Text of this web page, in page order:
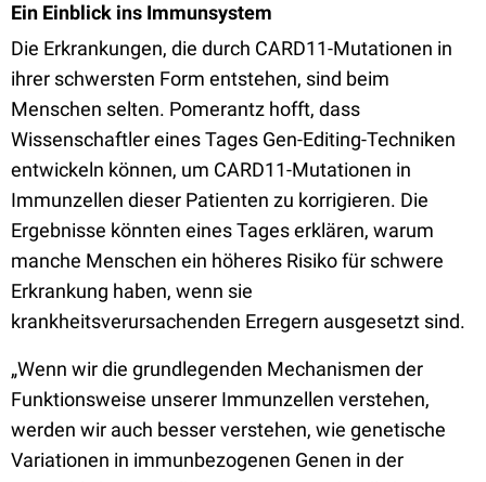
Ein Einblick ins Immunsystem
Die Erkrankungen, die durch CARD11-Mutationen in
ihrer schwersten Form entstehen, sind beim
Menschen selten. Pomerantz hofft, dass
Wissenschaftler eines Tages Gen-Editing-Techniken
entwickeln können, um CARD11-Mutationen in
Immunzellen dieser Patienten zu korrigieren. Die
Ergebnisse könnten eines Tages erklären, warum
manche Menschen ein höheres Risiko für schwere
Erkrankung haben, wenn sie
krankheitsverursachenden Erregern ausgesetzt sind.
„Wenn wir die grundlegenden Mechanismen der
Funktionsweise unserer Immunzellen verstehen,
werden wir auch besser verstehen, wie genetische
Variationen in immunbezogenen Genen in der